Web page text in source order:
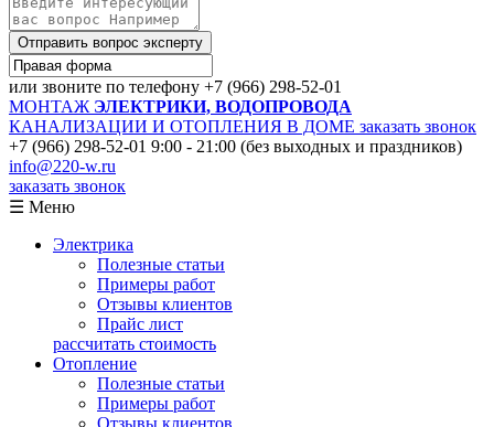
Отправить вопрос эксперту
или звоните по телефону +7 (966) 298-52-01
МОНТАЖ ЭЛЕКТРИКИ, ВОДОПРОВОДА
КАНАЛИЗАЦИИ И ОТОПЛЕНИЯ В ДОМЕ заказать звонок
+7 (966) 298-52-01 9:00 - 21:00 (без выходных и праздников)
info@220-w.ru
заказать звонок
☰ Меню
Электрика
Полезные статьи
Примеры работ
Отзывы клиентов
Прайс лист
рассчитать стоимость
Отопление
Полезные статьи
Примеры работ